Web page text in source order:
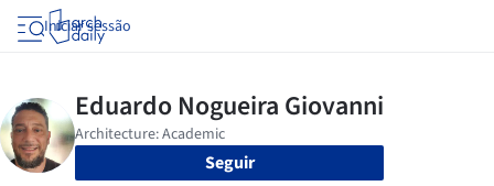
Iniciar sessão
Seguir